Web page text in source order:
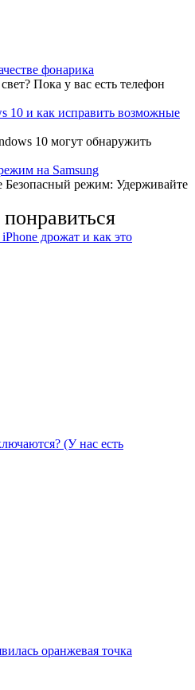
фонарика
Пока у вас есть телефон
10 и как исправить возможные
10 могут обнаружить
на Samsung
режим: Удерживайте
дрожат и как это
(У нас есть
оранжевая точка